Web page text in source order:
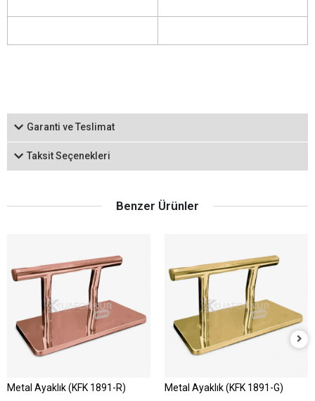
Garanti ve Teslimat
Taksit Seçenekleri
Benzer Ürünler
Metal Ayaklık (KFK 1891-R) Metal Ayaklık (KFK 1891-G)